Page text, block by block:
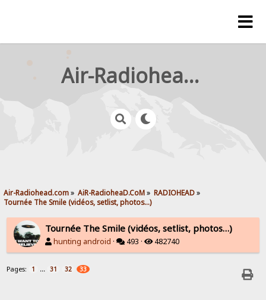
Air-Radiohead.com
Air-Radiohead.com» AiR-RadioheaD.CoM» RADIOHEAD»
Tournée The Smile (vidéos, setlist, photos…)
Tournée The Smile (vidéos, setlist, photos…)
hunting android · 493 · 482740
Pages: 1 ... 31 32 33